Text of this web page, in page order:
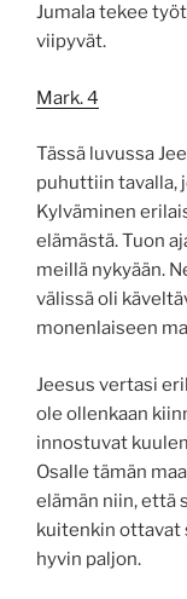
Jumala tekee
viipyvät.
Mark. 4
Tässä luvussa
puhuttiin tavalla,
Kylväminen
elämästä. Tuon
meillä nykyään.
välissä oli
monenlaiseen
Jeesus vertasi
ole ollenkaan
innostuvat
Osalle tämän
elämän niin, että
kuitenkin ottavat
hyvin paljon.